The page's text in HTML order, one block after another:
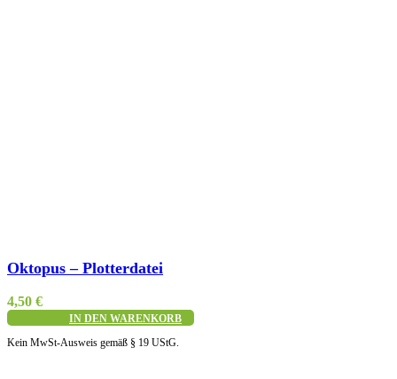
Oktopus – Plotterdatei
4,50 €
IN DEN WARENKORB
Kein MwSt-Ausweis gemäß § 19 UStG.